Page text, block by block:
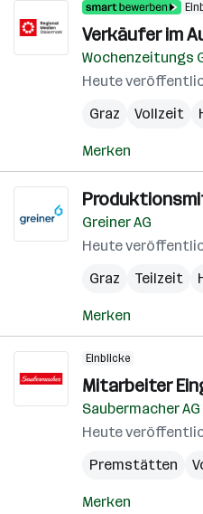
Verkäufer im
Wochenzeitungs
Heute
Graz
Vollzeit
Merken
Greiner AG
Heute
Graz
Teilzeit
Merken
Einblicke
Mitarbeiter
Saubermacher AG
Heute
Premstätten
Merken